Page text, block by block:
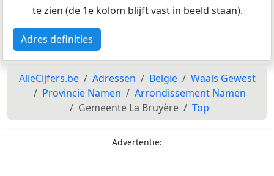
te zien (de 1e kolom blijft vast in beeld staan).
Adres definities
AlleCijfers.be Adressen België
Waals Gewest
Provincie Namen
Arrondissement Namen
Gemeente La Bruyère
Top
Advertentie: